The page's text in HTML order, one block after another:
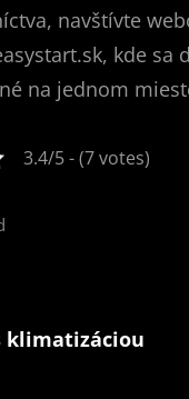
navštívte
kde sa
na jednom
3.4/5 - (7 votes)
klimatizáciou